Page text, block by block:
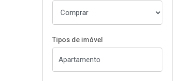
Tipos de imóvel